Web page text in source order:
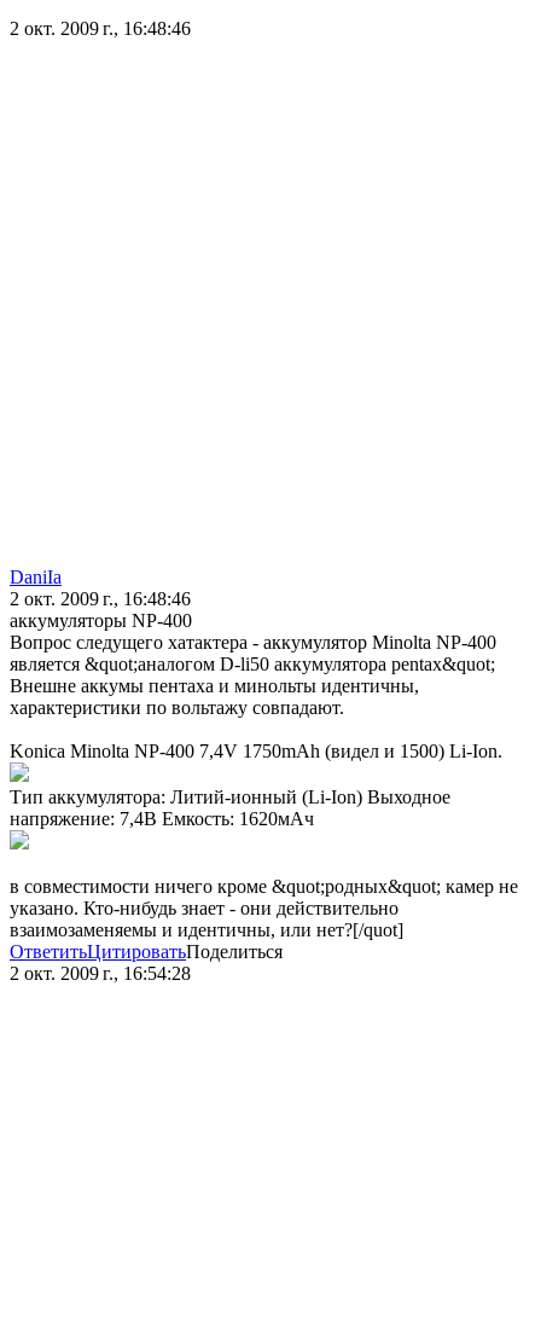
2 окт. 2009 г., 16:48:46
DaniIa
2 окт. 2009 г., 16:48:46
аккумуляторы NP-400
Вопрос следущего хатактера - аккумулятор Minolta NP-400
является &quot;аналогом D-li50 аккумулятора pentax&quot;
Внешне аккумы пентаха и минольты идентичны,
характеристики по вольтажу совпадают.
Konica Minolta NP-400 7,4V 1750mAh (видел и 1500) Li-Ion.
Тип аккумулятора: Литий-ионный (Li-Ion) Выходное
напряжение: 7,4В Емкость: 1620мАч
в совместимости ничего кроме &quot;родных&quot; камер не
указано. Кто-нибудь знает - они действительно
взаимозаменяемы и идентичны, или нет?[/quot]
ОтветитьЦитироватьПоделиться
2 окт. 2009 г., 16:54:28